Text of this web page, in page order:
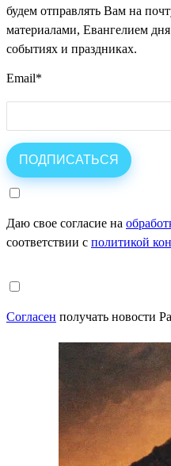
будем отправлять Вам на
материалами, Евангелием
событиях и праздниках.
Email*
Даю свое согласие на
соответствии с политикой
Согласен получать новости